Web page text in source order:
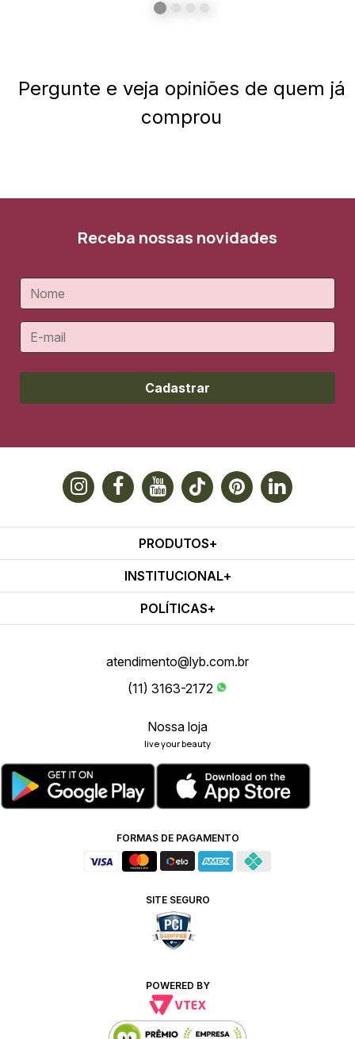
Pergunte e veja opiniões de quem já
comprou
Receba nossas novidades
Cadastrar
PRODUTOS
INSTITUCIONAL
POLÍTICAS
atendimento@lyb.com.br
(11) 3163-2172
Nossa loja
live your beauty
FORMAS DE PAGAMENTO
SITE SEGURO
POWERED BY